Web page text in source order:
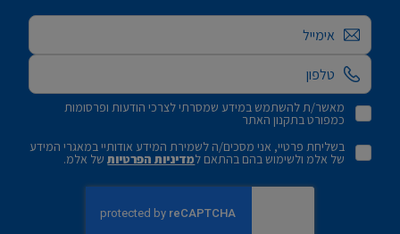
אימייל
מאשר/ת להשתמש במידע שמסרתי לצרכי הודעות ופרסומות
כמפורט בתקנון האתר
בשליחת פרטיי, אני מסכים/ה לשמירת המידע אודותיי במאגרי המידע
של אלמ ולשימוש בהם בהתאם למדיניות הפרטיותשל אלמ.